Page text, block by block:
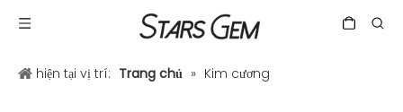
hiện tại vị trí: Trang chủ » Kim cương